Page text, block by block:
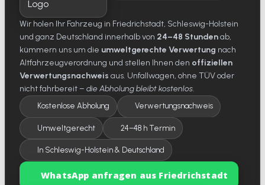
Wir holen Ihr Fahrzeug in Friedrichstadt, Schleswig-Holstein
und ganz Deutschland innerhalb von 24–48 Stundenab,
kümmern uns um die umweltgerechte Verwertung nach
Altfahrzeugverordnung und stellen Ihnen den offiziellen
Verwertungsnachweis aus. Unfallwagen, ohne TÜV oder
nicht fahrbereit – die Abholung bleibt kostenlos.
Kostenlose Abholung Verwertungsnachweis
Umweltgerecht 24–48 h Termin
In Schleswig-Holstein & Deutschland
WhatsApp anfragen aus Friedrichstadt